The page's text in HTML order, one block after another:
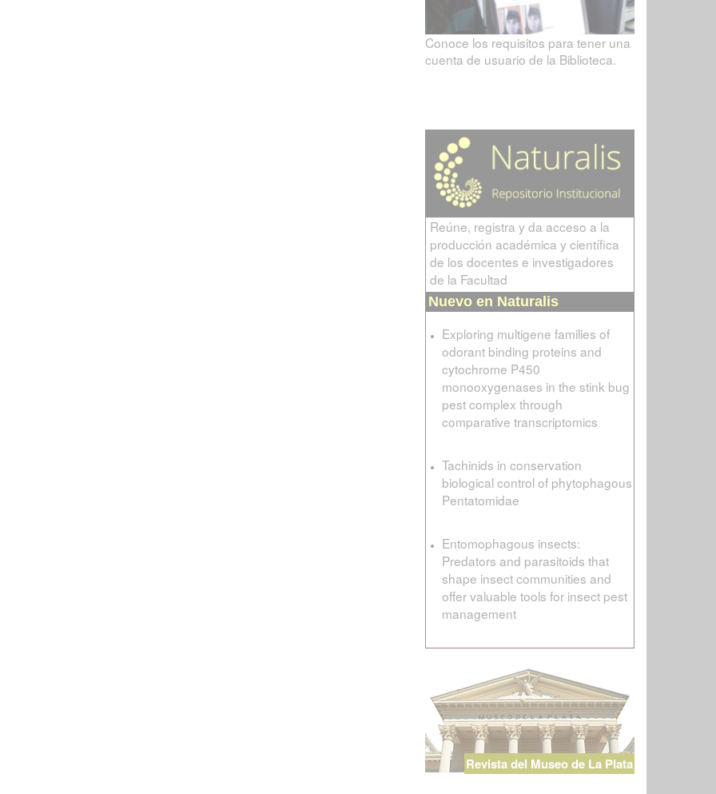
Conoce los requisitos para tener una
cuenta de usuario de la Biblioteca.
Reúne, registra y da acceso a la
producción académica y científica
de los docentes e investigadores
de la Facultad
Nuevo en Naturalis
Exploring multigene families of
odorant binding proteins and
cytochrome P450
monooxygenases in the stink bug
pest complex through
comparative transcriptomics
Tachinids in conservation
biological control of phytophagous
Pentatomidae
Entomophagous insects:
Predators and parasitoids that
shape insect communities and
offer valuable tools for insect pest
management
Revista del Museo de La Plata